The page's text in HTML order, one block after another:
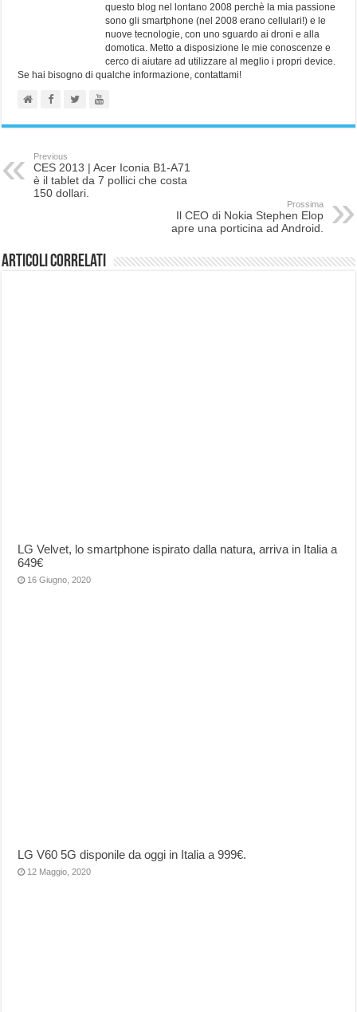
questo blog nel lontano 2008 perchè la mia passione
sono gli smartphone (nel 2008 erano cellulari!) e le
nuove tecnologie, con uno sguardo ai droni e alla
domotica. Metto a disposizione le mie conoscenze e
cerco di aiutare ad utilizzare al meglio i propri device.
Se hai bisogno di qualche informazione, contattami!
Previous
CES 2013 | Acer Iconia B1-A71
è il tablet da 7 pollici che costa
150 dollari.
Prossima
Il CEO di Nokia Stephen Elop
apre una porticina ad Android.
Articoli correlati
LG Velvet, lo smartphone ispirato dalla natura, arriva in Italia a
649€
16 Giugno, 2020
LG V60 5G disponile da oggi in Italia a 999€.
12 Maggio, 2020